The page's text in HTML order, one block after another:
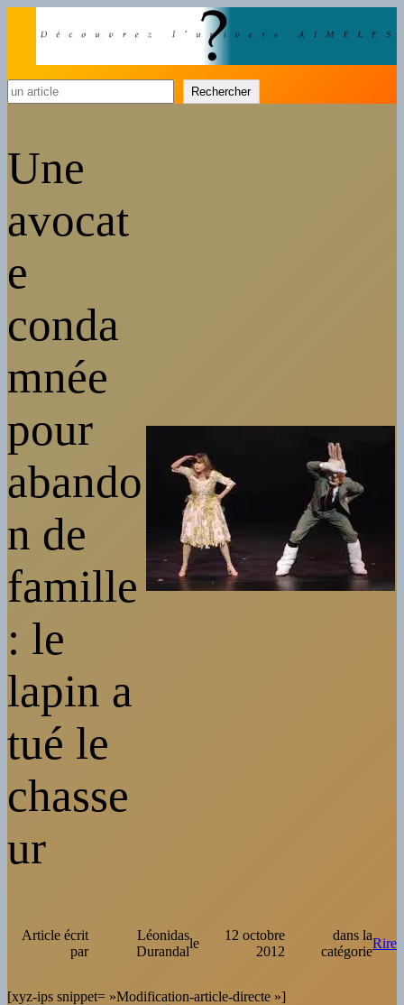
Rechercher
Une
avocat
e
conda
mnée
pour
abando
n de
famille
: le
lapin a
tué le
chasse
ur
Article écrit
par
Léonidas
Durandal
le
12 octobre
2012
dans la
catégorie
Rire
[xyz-ips snippet= »Modification-article-directe »]